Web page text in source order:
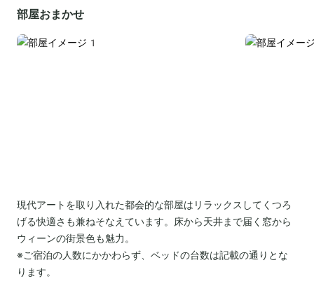
部屋おまかせ
現代アートを取り入れた都会的な部屋はリラックスしてくつろ
げる快適さも兼ねそなえています。床から天井まで届く窓から
ウィーンの街景色も魅力。
※ご宿泊の人数にかかわらず、ベッドの台数は記載の通りとな
ります。